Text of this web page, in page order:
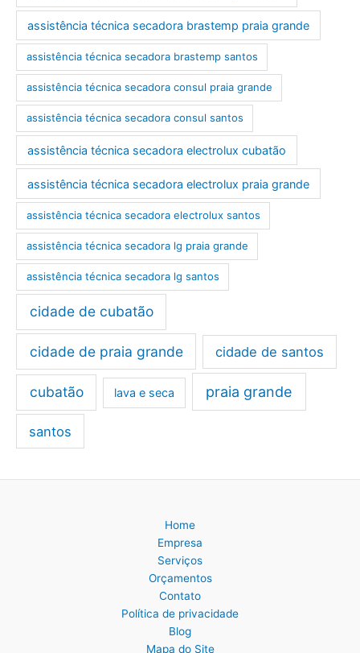
assistência técnica secadora brastemp praia grande
assistência técnica secadora brastemp santos
assistência técnica secadora consul praia grande
assistência técnica secadora consul santos
assistência técnica secadora electrolux cubatão
assistência técnica secadora electrolux praia grande
assistência técnica secadora electrolux santos
assistência técnica secadora lg praia grande
assistência técnica secadora lg santos
cidade de cubatão
cidade de praia grande cidade de santos
cubatão lava e seca praia grande
santos
Home
Empresa
Serviços
Orçamentos
Contato
Política de privacidade
Blog
Mapa do Site